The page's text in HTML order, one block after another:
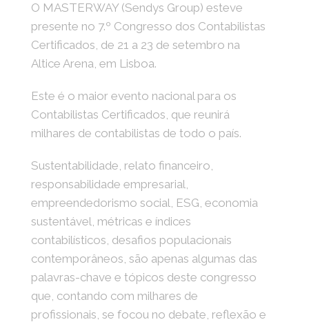
O MASTERWAY (Sendys Group) esteve
presente no 7.º Congresso dos Contabilistas
Certificados, de 21 a 23 de setembro na
Altice Arena, em Lisboa.
Este é o maior evento nacional para os
Contabilistas Certificados, que reunirá
milhares de contabilistas de todo o país.
Sustentabilidade, relato financeiro,
responsabilidade empresarial,
empreendedorismo social, ESG, economia
sustentável, métricas e índices
contabilísticos, desafios populacionais
contemporâneos, são apenas algumas das
palavras-chave e tópicos deste congresso
que, contando com milhares de
profissionais, se focou no debate, reflexão e